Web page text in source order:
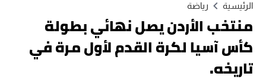
الرئيسية رياضة
منتخب الأردن يصل نهائي بطولة
كأس آسيا لكرة القدم لأول مرة في
تاريخه.